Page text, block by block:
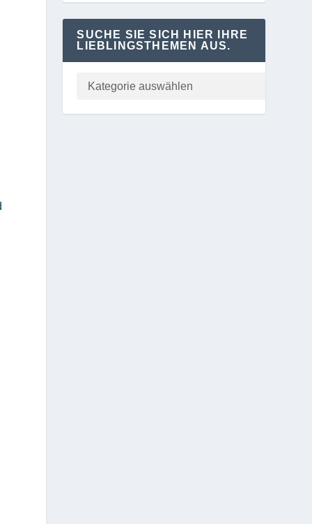
SUCHE SIE SICH HIER IHRE
LIEBLINGSTHEMEN AUS.